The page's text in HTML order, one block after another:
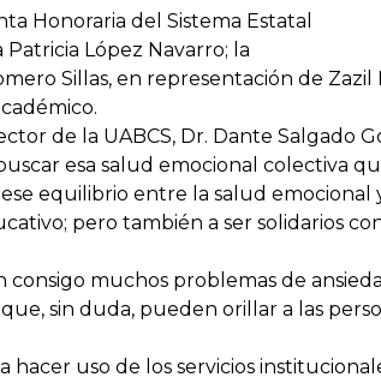
Honoraria del Sistema Estatal
López Navarro; la
Sillas, en representación de
de la UABCS, Dr. Dante Salgado
esa salud emocional colectiva
equilibrio entre la salud emocional
pero también a ser solidarios
muchos problemas de
sin duda, pueden orillar a las
uso de los servicios